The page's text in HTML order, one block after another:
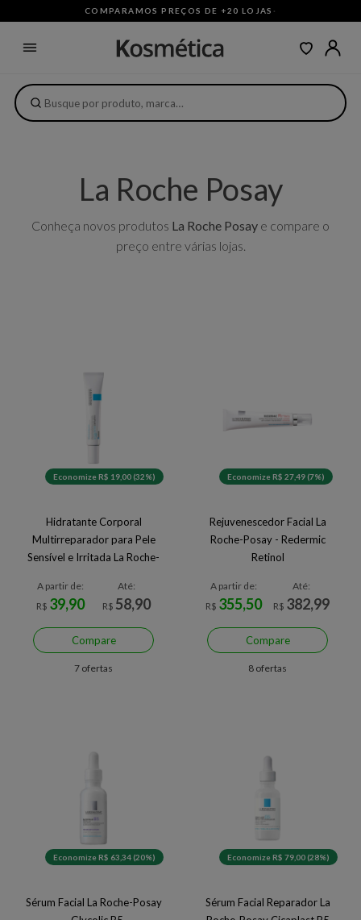
COMPARAMOS PREÇOS DE +20 LOJAS ·
La Roche Posay
Conheça novos produtos La Roche Posay e compare o
preço entre várias lojas.
Economize R$ 19,00 (32%)
Hidratante Corporal
Multirreparador para Pele
Sensível e Irritada La Roche-
A partir de:
R$ 39,90
Até:
R$ 58,90
Compare
7 ofertas
Economize R$ 27,49 (7%)
Rejuvenescedor Facial La
Roche-Posay - Redermic
Retinol
A partir de:
R$ 355,50
Até:
R$ 382,99
Compare
8 ofertas
Economize R$ 63,34 (20%)
Sérum Facial La Roche-Posay
Economize R$ 79,00 (28%)
Sérum Facial Reparador La